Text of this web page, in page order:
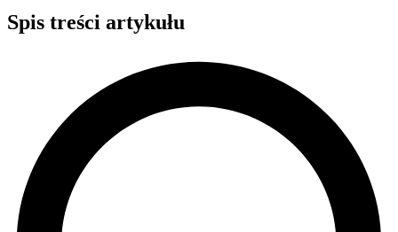
Spis treści artykułu